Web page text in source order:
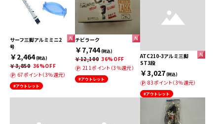
サーフ三脚アルミミニ2
号
￥2,464(税込)
￥3,850 36%OFF
67ポイント（3％還元）
#アウトレット
チビラーク
￥7,744(税込)
￥12,100 36%OFF
211ポイント（3％還元）
#アウトレット
ATC210-3アルミ三脚
ST3段
￥3,027(税込)
83ポイント（3％還元）
#アウトレット